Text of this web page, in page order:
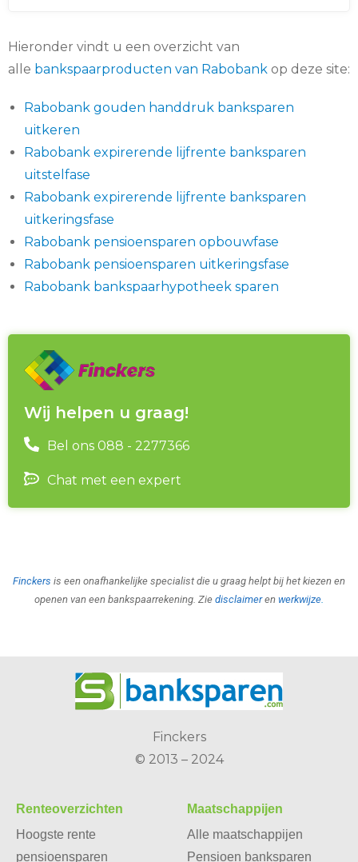
Hieronder vindt u een overzicht van
alle bankspaarproducten van Rabobank op deze site:
Rabobank gouden handdruk banksparen
uitkeren
Rabobank expirerende lijfrente banksparen
uitstelfase
Rabobank expirerende lijfrente banksparen
uitkeringsfase
Rabobank pensioensparen opbouwfase
Rabobank pensioensparen uitkeringsfase
Rabobank bankspaarhypotheek sparen
Wij helpen u graag!
Bel ons 088 - 2277366
Chat met een expert
Finckers is een onafhankelijke specialist die u graag helpt bij het kiezen en
openen van een bankspaarrekening. Zie disclaimeren werkwijze
Finckers
© 2013 – 2024
Renteoverzichten
Hoogste rente
pensioensparen
Maatschappijen
Alle maatschappijen
Pensioen banksparen